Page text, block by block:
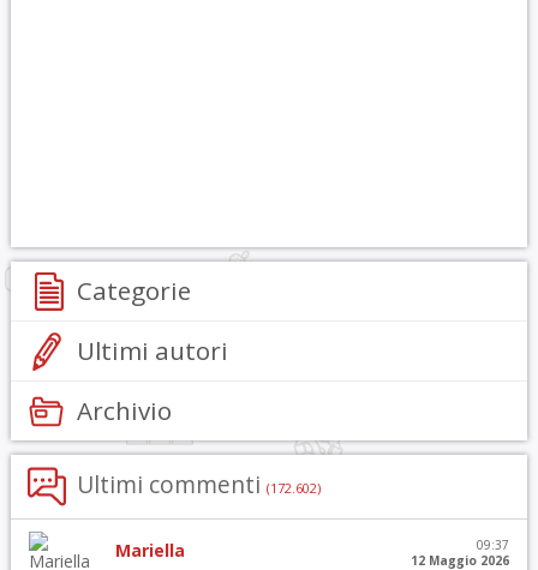
Categorie
Ultimi autori
Archivio
Ultimi commenti (172.602)
Mariella
09:37
12 Maggio 2026